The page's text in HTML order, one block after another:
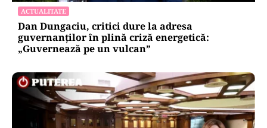
ACTUALITATE
Dan Dungaciu, critici dure la adresa
guvernanților în plină criză energetică:
„Guvernează pe un vulcan”